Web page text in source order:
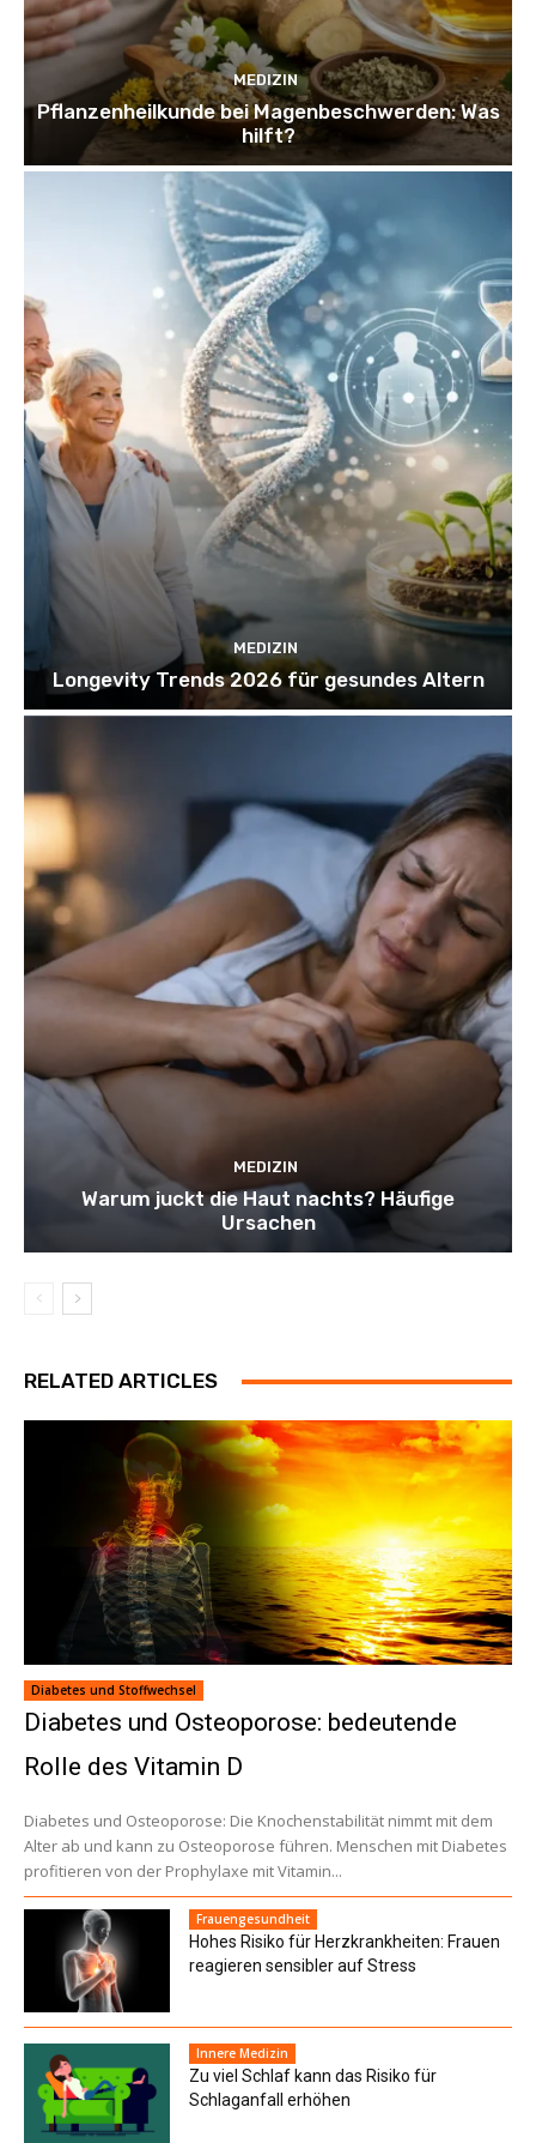
MEDIZIN
Pflanzenheilkunde bei Magenbeschwerden: Was
hilft?
MEDIZIN
Longevity Trends 2026 für gesundes Altern
MEDIZIN
Warum juckt die Haut nachts? Häufige
Ursachen
RELATED ARTICLES
Diabetes und Stoffwechsel
Diabetes und Osteoporose: bedeutende
Rolle des Vitamin D
Diabetes und Osteoporose: Die Knochenstabilität nimmt mit dem
Alter ab und kann zu Osteoporose führen. Menschen mit Diabetes
profitieren von der Prophylaxe mit Vitamin...
Frauengesundheit
Hohes Risiko für Herzkrankheiten: Frauen
reagieren sensibler auf Stress
Innere Medizin
Zu viel Schlaf kann das Risiko für
Schlaganfall erhöhen